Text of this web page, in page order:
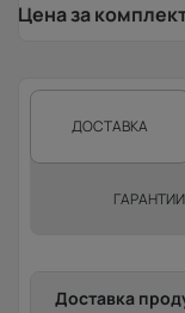
Цена за
ДОСТАВКА
ГАРАНТИИ
Доставка